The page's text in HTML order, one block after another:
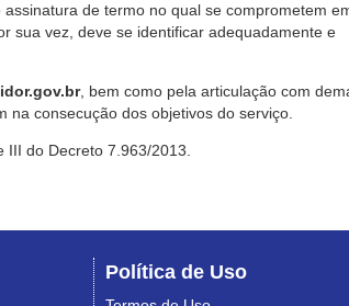
de termo no qual se comprometem
sua vez, deve se identificar adequadamente e
, bem como pela articulação com
consecução dos objetivos do serviço.
do Decreto 7.963/2013.
Política de Uso